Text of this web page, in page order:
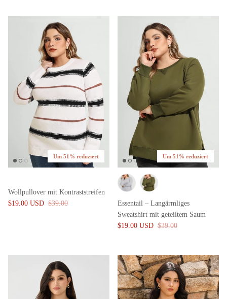
Um 51% reduziert
Wollpullover mit Kontraststreifen
$19.00 USD $39.00
Um 51% reduziert
Essentail – Langärmliges
Sweatshirt mit geteiltem Saum
$19.00 USD $39.00